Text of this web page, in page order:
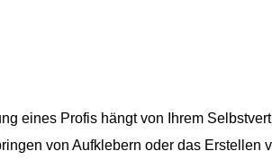
eines Profis hängt von Ihrem
von Aufklebern oder das Erstellen